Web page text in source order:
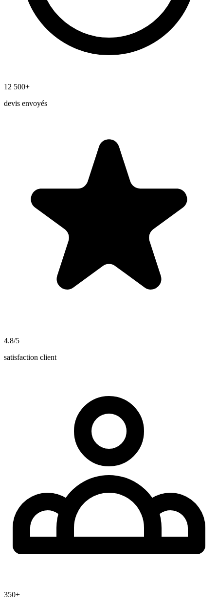
12 500+
devis envoyés
4.8/5
satisfaction client
350+